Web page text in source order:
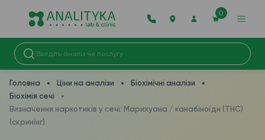
0
Головна Ціни на аналізи
Біохімічні аналізи
Біохімія сечі
Визначення наркотиків у сечі: Марихуана / канабіноїди (THC)
(скринінг)